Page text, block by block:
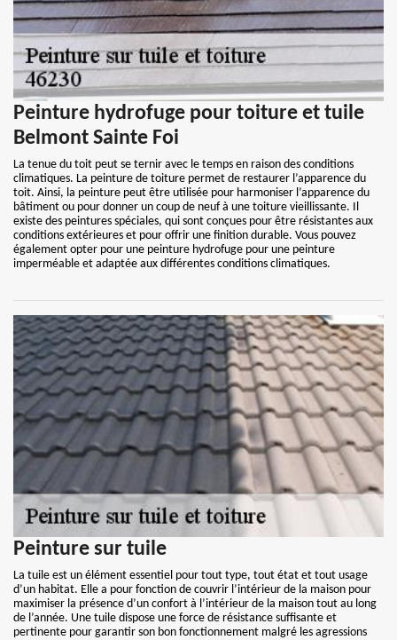
Peinture hydrofuge pour toiture et tuile
Belmont Sainte Foi
La tenue du toit peut se ternir avec le temps en raison des conditions
climatiques. La peinture de toiture permet de restaurer l’apparence du
toit. Ainsi, la peinture peut être utilisée pour harmoniser l’apparence du
bâtiment ou pour donner un coup de neuf à une toiture vieillissante. Il
existe des peintures spéciales, qui sont conçues pour être résistantes aux
conditions extérieures et pour offrir une finition durable. Vous pouvez
également opter pour une peinture hydrofuge pour une peinture
imperméable et adaptée aux différentes conditions climatiques.
Peinture sur tuile
La tuile est un élément essentiel pour tout type, tout état et tout usage
d’un habitat. Elle a pour fonction de couvrir l’intérieur de la maison pour
maximiser la présence d’un confort à l’intérieur de la maison tout au long
de l’année. Une tuile dispose une force de résistance suffisante et
pertinente pour garantir son bon fonctionnement malgré les agressions